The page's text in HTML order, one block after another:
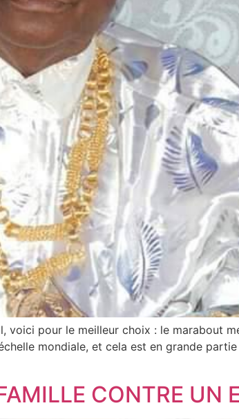
voici pour le meilleur choix : le marabout
mondiale, et cela est en grande
CONTRE UN